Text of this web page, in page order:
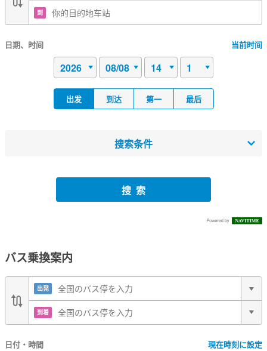
到
日期、时间 当前时间
出发 到达 第一 最后
搜索条件
搜索
バス乗換案内
出発
到着
日付・時間 現在時刻に設定